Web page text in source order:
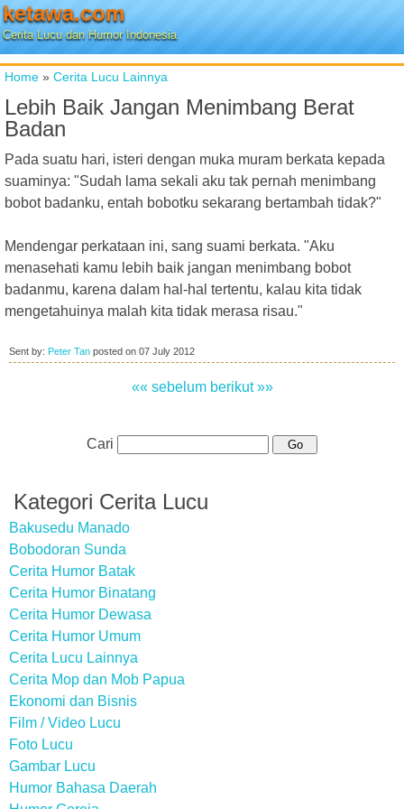
ketawa.com
Cerita Lucu dan Humor Indonesia
Home » Cerita Lucu Lainnya
Lebih Baik Jangan Menimbang Berat
Badan
Pada suatu hari, isteri dengan muka muram berkata kepada
suaminya: "Sudah lama sekali aku tak pernah menimbang
bobot badanku, entah bobotku sekarang bertambah tidak?"
Mendengar perkataan ini, sang suami berkata. "Aku
menasehati kamu lebih baik jangan menimbang bobot
badanmu, karena dalam hal-hal tertentu, kalau kita tidak
mengetahuinya malah kita tidak merasa risau."
Sent by: Peter Tan posted on 07 July 2012
«« sebelum berikut »»
Cari
Kategori Cerita Lucu
Bakusedu Manado
Bobodoran Sunda
Cerita Humor Batak
Cerita Humor Binatang
Cerita Humor Dewasa
Cerita Humor Umum
Cerita Lucu Lainnya
Cerita Mop dan Mob Papua
Ekonomi dan Bisnis
Film / Video Lucu
Foto Lucu
Gambar Lucu
Humor Bahasa Daerah